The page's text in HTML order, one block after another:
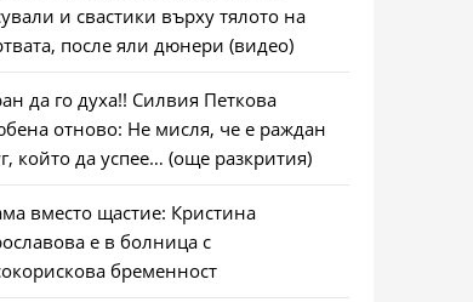
и свастики върху тялото на
после яли дюнери (видео)
да го духа!! Силвия Петкова
отново: Не мисля, че е раждан
който да успее… (още разкрития)
вместо щастие: Кристина
е в болница с
бременност